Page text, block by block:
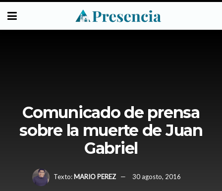
Comunicado de prensa
sobre la muerte de Juan
Gabriel
Texto: MARIO PEREZ 30 agosto, 2016